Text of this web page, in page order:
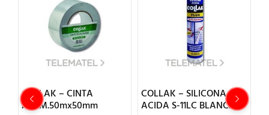
COLLAK – CINTA
ALUM.50mx50mm
COLLAK – SILICONA
ACIDA S-11LC BLANCA